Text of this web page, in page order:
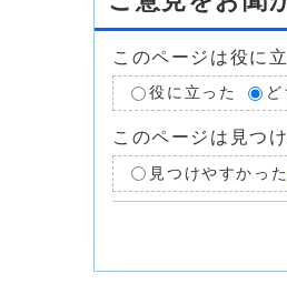
このページは役に
役に立った
このページは見つ
見つけやすかった